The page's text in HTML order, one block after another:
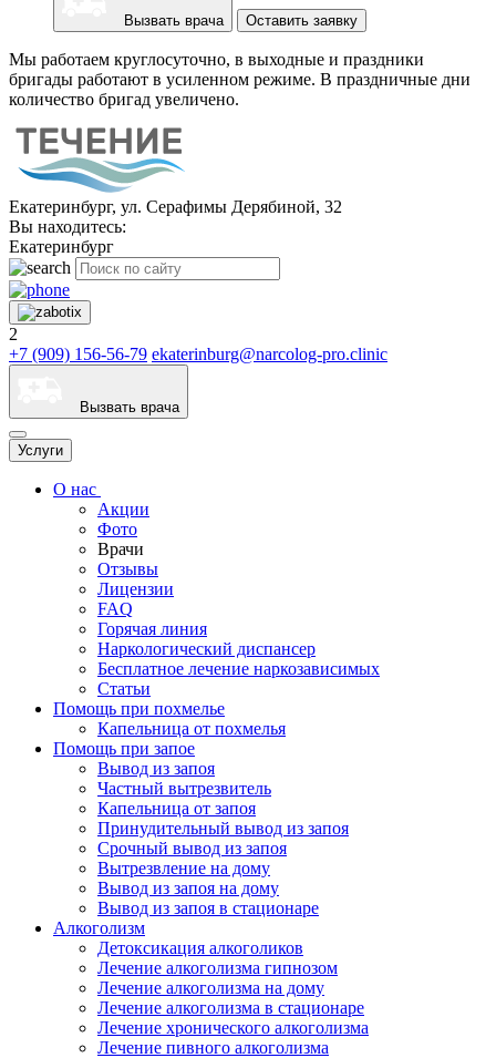
Вызвать врача Оставить заявку
Мы работаем круглосуточно, в выходные и праздники
бригады работают в усиленном режиме. В праздничные дни
количество бригад увеличено.
Екатеринбург, ул. Серафимы Дерябиной, 32
Вы находитесь:
Екатеринбург
2
+7 (909) 156-56-79 ekaterinburg@narcolog-pro.clinic
Вызвать врача
Услуги
О нас
Акции
Фото
Врачи
Отзывы
Лицензии
FAQ
Горячая линия
Наркологический диспансер
Бесплатное лечение наркозависимых
Статьи
Помощь при похмелье
Капельница от похмелья
Помощь при запое
Вывод из запоя
Частный вытрезвитель
Капельница от запоя
Принудительный вывод из запоя
Срочный вывод из запоя
Вытрезвление на дому
Вывод из запоя на дому
Вывод из запоя в стационаре
Алкоголизм
Детоксикация алкоголиков
Лечение алкоголизма гипнозом
Лечение алкоголизма на дому
Лечение алкоголизма в стационаре
Лечение хронического алкоголизма
Лечение пивного алкоголизма